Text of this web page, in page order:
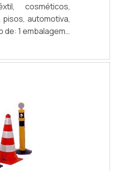
cosméticos,
automotiva,
de: 1 embalagem -
avaliação de
de forma
diferentes
fundamental para
avaliando de
melhorando as